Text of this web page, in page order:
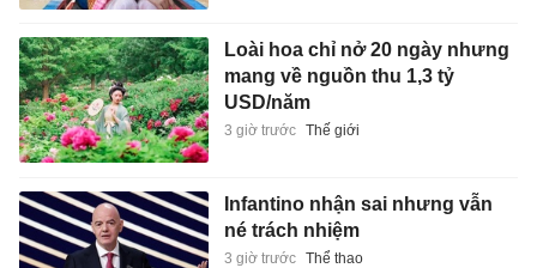
Loài hoa chỉ nở 20 ngày nhưng
mang về nguồn thu 1,3 tỷ
USD/năm
3 giờ trước Thế giới
Infantino nhận sai nhưng vẫn
né trách nhiệm
3 giờ trước Thể thao